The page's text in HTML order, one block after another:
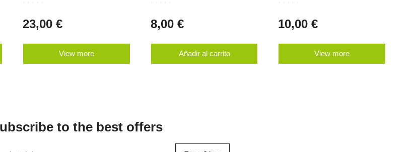
23,00 €
View more
8,00 €
Añadir al carrito
10,00 €
View more
to the best offers